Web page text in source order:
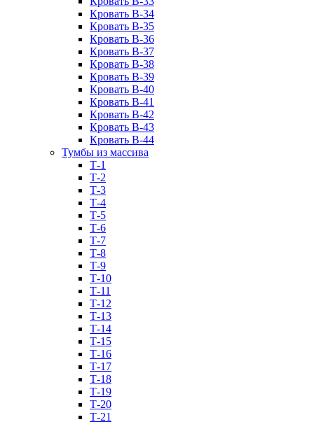
Кровать В-34
Кровать В-35
Кровать В-36
Кровать В-37
Кровать В-38
Кровать В-39
Кровать В-40
Кровать В-41
Кровать В-42
Кровать В-43
Кровать В-44
Тумбы из массива
Т-1
Т-2
Т-3
Т-4
Т-5
Т-6
Т-7
Т-8
Т-9
Т-10
Т-11
Т-12
Т-13
Т-14
Т-15
Т-16
Т-17
Т-18
Т-19
Т-20
Т-21